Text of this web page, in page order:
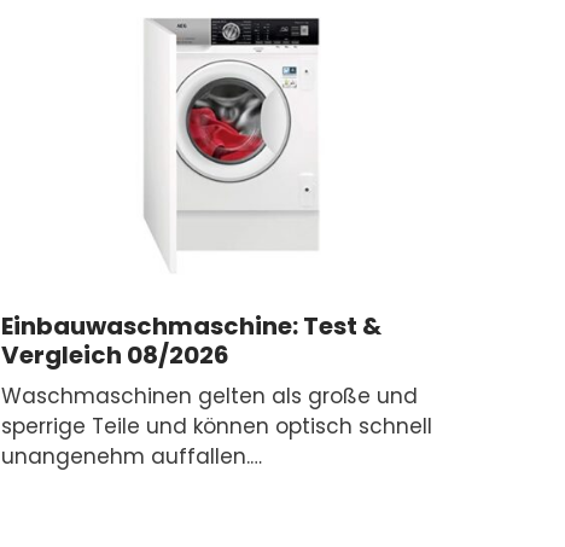
Einbauwaschmaschine: Test &
Vergleich 08/2026
Waschmaschinen gelten als große und
sperrige Teile und können optisch schnell
unangenehm auffallen.…